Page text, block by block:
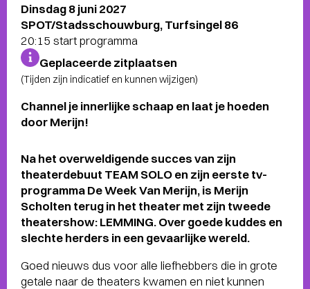
Dinsdag 8 juni 2027
SPOT/Stadsschouwburg, Turfsingel 86
20:15 start programma
Geplaceerde zitplaatsen
(Tijden zijn indicatief en kunnen wijzigen)
Channel je innerlijke schaap en laat je hoeden
door Merijn!
Na het overweldigende succes van zijn
theaterdebuut TEAM SOLO en zijn eerste tv-
programma De Week Van Merijn, is Merijn
Scholten terug in het theater met zijn tweede
theatershow: LEMMING. Over goede kuddes en
slechte herders in een gevaarlijke wereld.
Goed nieuws dus voor alle liefhebbers die in grote
getale naar de theaters kwamen en niet kunnen